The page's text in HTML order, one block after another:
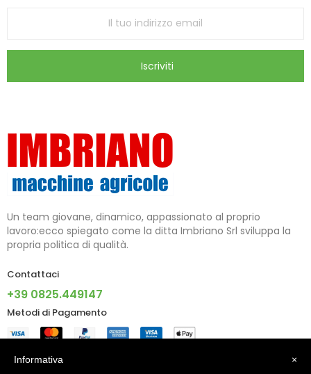
Iscriviti
Un team giovane, dinamico, appassionato al proprio
lavoro:ecco spiegato come la ditta Imbriano Srl sviluppa la
propria politica di qualità.
Contattaci
+39 0825.449147
Metodi di Pagamento
Informazioni ×
Informativa